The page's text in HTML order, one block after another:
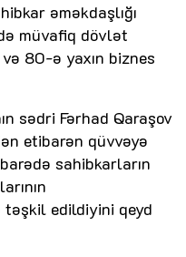
əməkdaşlığı
müvafiq dövlət
80-ə yaxın biznes
sədri Fərhad Qaraşov
etibarən qüvvəyə
sahibkarların
təşkil edildiyini qeyd